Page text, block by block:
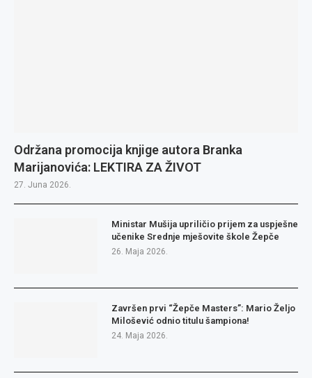
Održana promocija knjige autora Branka
Marijanovića: LEKTIRA ZA ŽIVOT
27. Juna 2026.
Ministar Mušija upriličio prijem za uspješne
učenike Srednje mješovite škole Žepče
26. Maja 2026.
Završen prvi “Žepče Masters”: Mario Željo
Milošević odnio titulu šampiona!
24. Maja 2026.